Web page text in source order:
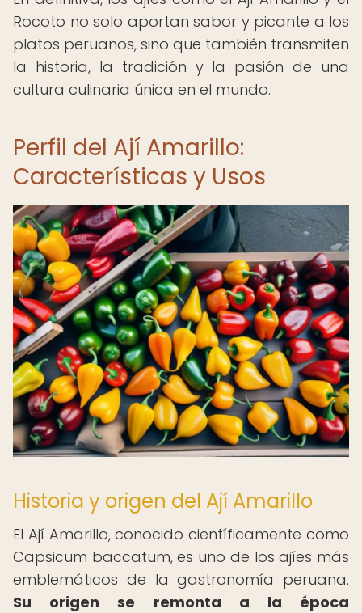
Rocoto no solo aportan sabor y picante a los
platos peruanos, sino que también transmiten
la historia, la tradición y la pasión de una
cultura culinaria única en el mundo.
Perfil del Ají Amarillo:
Características y Usos
Historia y origen del Ají Amarillo
El Ají Amarillo, conocido científicamente como
Capsicum baccatum, es uno de los ajíes más
emblemáticos de la gastronomía peruana.
Su origen se remonta a la época